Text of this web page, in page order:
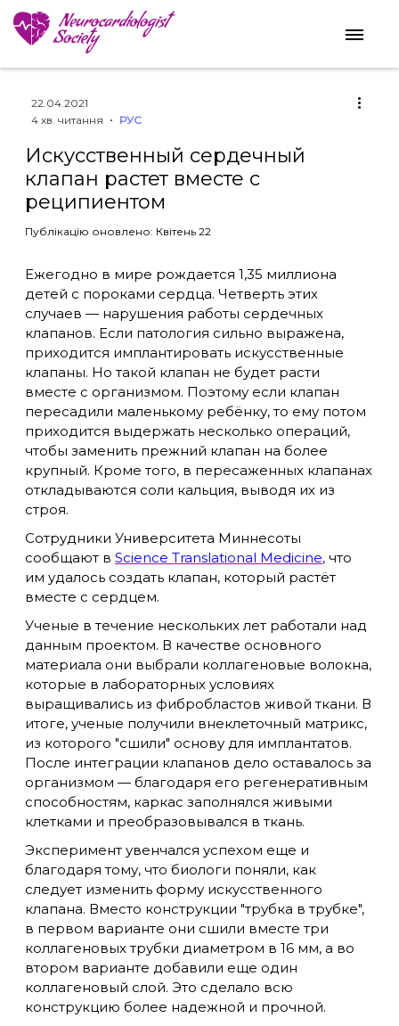
22.04.2021
4 хв. читання
РУС
Искусственный сердечный
клапан растет вместе с
реципиентом
Публікацію оновлено: Квітень 22
Ежегодно в мире рождается 1,35 миллиона
детей с пороками сердца. Четверть этих
случаев — нарушения работы сердечных
клапанов. Если патология сильно выражена,
приходится имплантировать искусственные
клапаны. Но такой клапан не будет расти
вместе с организмом. Поэтому если клапан
пересадили маленькому ребёнку, то ему потом
приходится выдержать несколько операций,
чтобы заменить прежний клапан на более
крупный. Кроме того, в пересаженных клапанах
откладываются соли кальция, выводя их из
строя.
Сотрудники Университета Миннесоты
сообщают в Science Translational Medicine, что
им удалось создать клапан, который растёт
вместе с сердцем.
Ученые в течение нескольких лет работали над
данным проектом. В качестве основного
материала они выбрали коллагеновые волокна,
которые в лабораторных условиях
выращивались из фибробластов живой ткани. В
итоге, ученые получили внеклеточный матрикс,
из которого "сшили" основу для имплантатов.
После интеграции клапанов дело оставалось за
организмом — благодаря его регенеративным
способностям, каркас заполнялся живыми
клетками и преобразовывался в ткань.
Эксперимент увенчался успехом еще и
благодаря тому, что биологи поняли, как
следует изменить форму искусственного
клапана. Вместо конструкции "трубка в трубке",
в первом варианте они сшили вместе три
коллагеновых трубки диаметром в 16 мм, а во
втором варианте добавили еще один
коллагеновый слой. Это сделало всю
конструкцию более надежной и прочной.